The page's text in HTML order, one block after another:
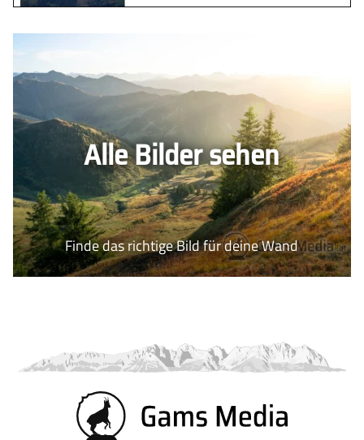
Alle Bilder sehen
Finde das richtige Bild für deine Wand